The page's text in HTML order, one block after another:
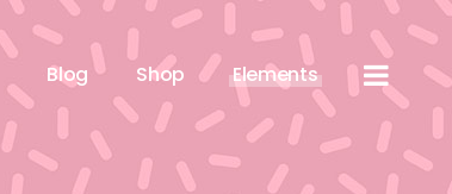
Blog Shop Elements